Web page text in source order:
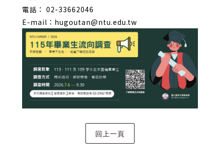
電話： 02-33662046
E-mail：hugoutan@ntu.edu.tw